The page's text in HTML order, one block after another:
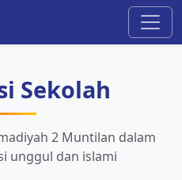
Sekolah
2 Muntilan dalam
unggul dan islami